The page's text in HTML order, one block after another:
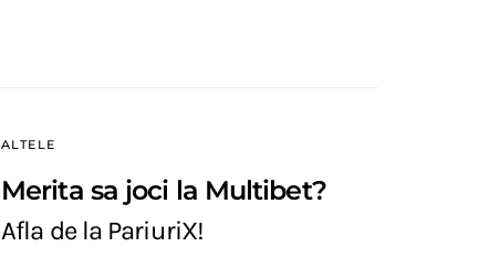
ALTELE
Merita sa joci la Multibet?
Afla de la PariuriX!